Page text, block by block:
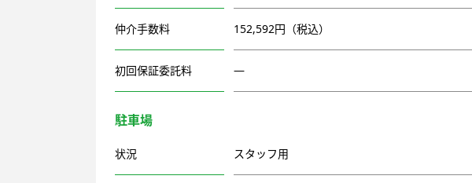
仲介手数料 152,592円（税込）
初回保証委託料 ―
駐車場
状況 スタッフ用